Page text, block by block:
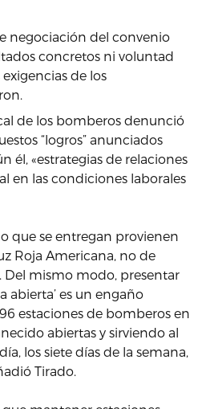
negociación del convenio
concretos ni voluntad
de los
de los bomberos denunció
“logros” anunciados
él, «estrategias de relaciones
en las condiciones laborales
que se entregan provienen
Roja Americana, no de
Del mismo modo, presentar
abierta’ es un engaño
estaciones de bomberos en
abiertas y sirviendo al
los siete días de la semana,
Tirado.